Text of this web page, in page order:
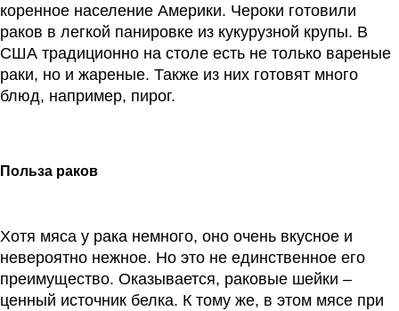
коренное население Америки. Чероки готовили
раков в легкой панировке из кукурузной крупы. В
США традиционно на столе есть не только вареные
раки, но и жареные. Также из них готовят много
блюд, например, пирог.
Польза раков
Хотя мяса у рака немного, оно очень вкусное и
невероятно нежное. Но это не единственное его
преимущество. Оказывается, раковые шейки –
ценный источник белка. К тому же, в этом мясе при